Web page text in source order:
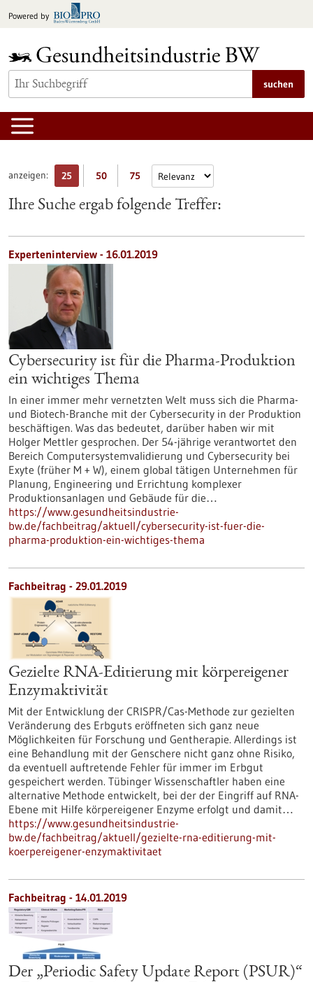
Inhalt
Powered by
suchen
anzeigen: 25 50 75
Ihre Suche ergab folgende Treffer:
Experteninterview - 16.01.2019
Cybersecurity ist für die Pharma-Produktion
ein wichtiges Thema
In einer immer mehr vernetzten Welt muss sich die Pharma-
und Biotech-Branche mit der Cybersecurity in der Produktion
beschäftigen. Was das bedeutet, darüber haben wir mit
Holger Mettler gesprochen. Der 54-jährige verantwortet den
Bereich Computersystemvalidierung und Cybersecurity bei
Exyte (früher M + W), einem global tätigen Unternehmen für
Planung, Engineering und Errichtung komplexer
Produktionsanlagen und Gebäude für die…
https://www.gesundheitsindustrie-
bw.de/fachbeitrag/aktuell/cybersecurity-ist-fuer-die-
pharma-produktion-ein-wichtiges-thema
Fachbeitrag - 29.01.2019
Gezielte RNA-Editierung mit körpereigener
Enzymaktivität
Mit der Entwicklung der CRISPR/Cas-Methode zur gezielten
Veränderung des Erbguts eröffneten sich ganz neue
Möglichkeiten für Forschung und Gentherapie. Allerdings ist
eine Behandlung mit der Genschere nicht ganz ohne Risiko,
da eventuell auftretende Fehler für immer im Erbgut
gespeichert werden. Tübinger Wissenschaftler haben eine
alternative Methode entwickelt, bei der der Eingriff auf RNA-
Ebene mit Hilfe körpereigener Enzyme erfolgt und damit…
https://www.gesundheitsindustrie-
bw.de/fachbeitrag/aktuell/gezielte-rna-editierung-mit-
koerpereigener-enzymaktivitaet
Fachbeitrag - 14.01.2019
Der „Periodic Safety Update Report (PSUR)“